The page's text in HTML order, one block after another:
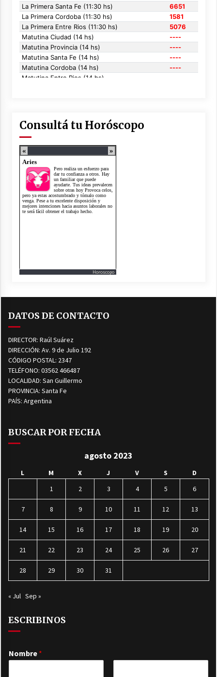
Consultá tu Horóscopo
Horoscopo
DATOS DE CONTACTO
DIRECTOR: Raúl Suárez
DIRECCIÓN: Av. 9 de Julio 192
CÓDIGO POSTAL: 2347
TELÉFONO: 03562 466487
LOCALIDAD: San Guillermo
PROVINCIA: Santa Fe
PAÍS: Argentina
BUSCAR POR FECHA
agosto 2023
L M X J V S
D
1
2 3 4 5 6
7 8 9 10 11 12 13
14 15 16 17 18 19 20
21 22 23 24 25 26 27
28 29 30 31
« Jul Sep »
ESCRIBINOS
Nombre *